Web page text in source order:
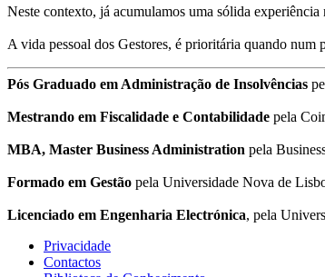
Neste contexto, já acumulamos uma sólida experiência
A vida pessoal dos Gestores, é prioritária quando num
Pós Graduado em Administração de Insolvências
Mestrando em Fiscalidade e Contabilidade pela
MBA, Master Business Administration pela
Formado em Gestão pela Universidade Nova de
Licenciado em Engenharia Electrónica, pela
Privacidade
Contactos